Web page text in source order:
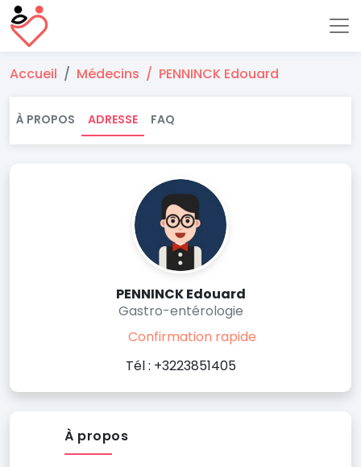
Accueil Médecins PENNINCK Edouard
À PROPOS ADRESSE FAQ
PENNINCK Edouard
Gastro-entérologie
Confirmation rapide
Tél : +3223851405
À propos